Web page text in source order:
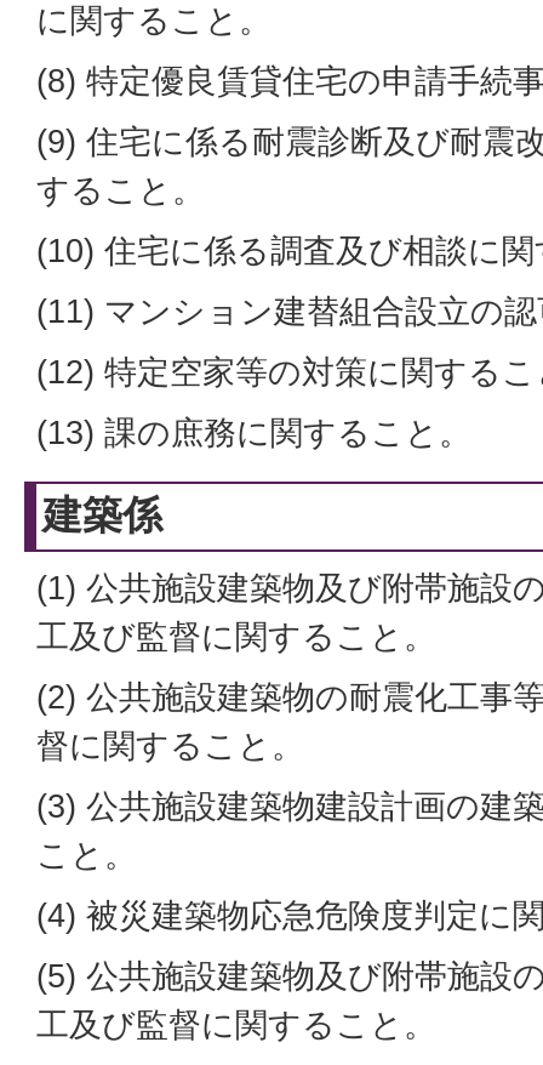
に関すること。
(8) 特定優良賃貸住宅の申請手続
(9) 住宅に係る耐震診断及び耐震
すること。
(10) 住宅に係る調査及び相談に
(11) マンション建替組合設立の
(12) 特定空家等の対策に関する
(13) 課の庶務に関すること。
建築係
(1) 公共施設建築物及び附帯施設
工及び監督に関すること。
(2) 公共施設建築物の耐震化工事
督に関すること。
(3) 公共施設建築物建設計画の建
こと。
(4) 被災建築物応急危険度判定に
(5) 公共施設建築物及び附帯施設
工及び監督に関すること。